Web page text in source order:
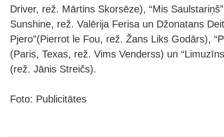
Driver, rež. Mārtins Skorsēze), “Mis
Sunshine, rež. Valērija Ferisa un Džonatans
Pjero”(Pierrot le Fou, rež. Žans Liks Godārs),
(Paris, Texas, rež. Vims Venderss) un
(rež. Jānis Streičs).
Foto: Publicitātes